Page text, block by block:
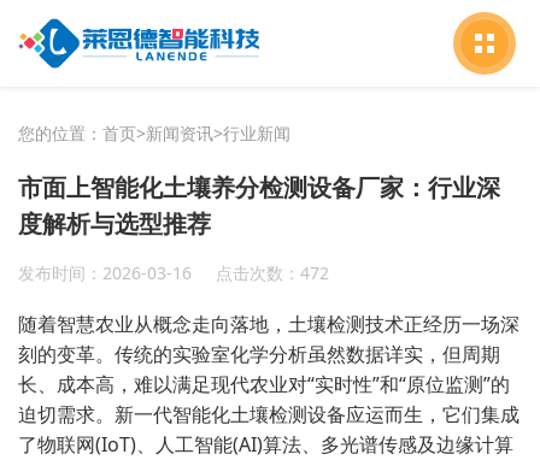
您的位置： 首页>新闻资讯>行业新闻
市面上智能化土壤养分检测设备厂家：行业深
度解析与选型推荐
发布时间：2026-03-16 点击次数：472
随着智慧农业从概念走向落地，土壤检测技术正经历一场深
刻的变革。传统的实验室化学分析虽然数据详实，但周期
长、成本高，难以满足现代农业对“实时性”和“原位监测”的
迫切需求。新一代智能化土壤检测设备应运而生，它们集成
了物联网(IoT)、人工智能(AI)算法、多光谱传感及边缘计算